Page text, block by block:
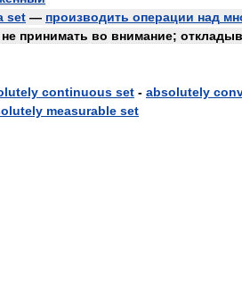
set — производить операции над
не принимать во внимание;
continuous set - absolutely
measurable set